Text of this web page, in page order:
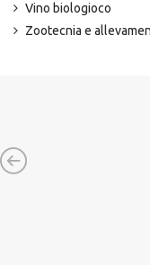
Vino biologioco
Zootecnia e